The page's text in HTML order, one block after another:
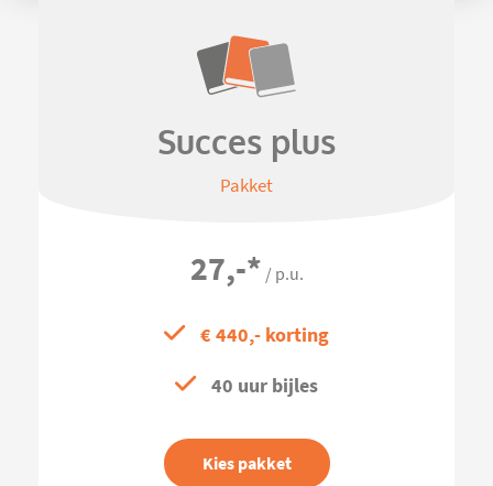
Succes plus
Pakket
27,-* / p.u.
€ 440,- korting
40 uur bijles
Kies pakket